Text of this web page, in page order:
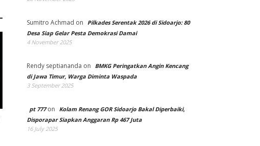
Sumitro Achmad on
Pilkades Serentak 2026 di Sidoarjo: 80
Desa Siap Gelar Pesta Demokrasi Damai
4 November 2025
Rendy septiananda on
BMKG Peringatkan Angin Kencang
di Jawa Timur, Warga Diminta Waspada
3 September 2025
pt 777on
Kolam Renang GOR Sidoarjo Bakal Diperbaiki,
Disporapar Siapkan Anggaran Rp 467 Juta
16 July 2025